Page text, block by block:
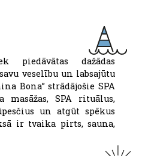
piedāvātas dažādas
veselību un labsajūtu
Bona” strādājošie SPA
masāžas, SPA rituālus,
un atgūt spēkus
ir tvaika pirts, sauna,